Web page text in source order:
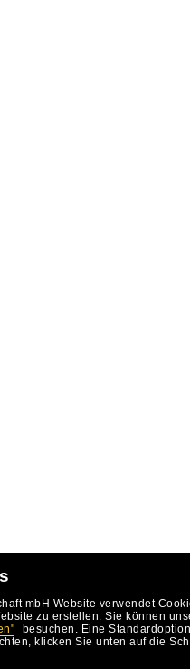
mbH Website verwendet
zu erstellen. Sie können
besuchen. Eine
klicken Sie unten auf die